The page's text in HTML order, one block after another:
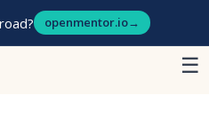
openmentor.io→
☰